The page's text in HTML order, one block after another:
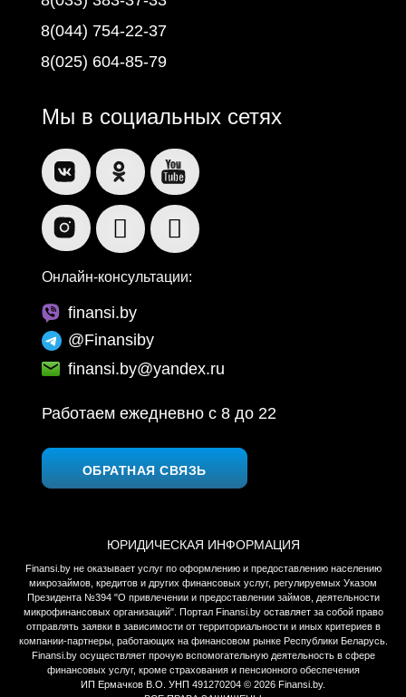
8(044) 754-22-37
8(025) 604-85-79
Мы в социальных сетях
Онлайн-консультации:
finansi.by
@Finansiby
finansi.by@yandex.ru
Работаем ежедневно c 8 до 22
ОБРАТНАЯ СВЯЗЬ
ЮРИДИЧЕСКАЯ ИНФОРМАЦИЯ
Finansi.by не оказывает услуг по оформлению и предоставлению населению
микрозаймов, кредитов и других финансовых услуг, регулируемых Указом
Президента №394 "О привлечении и предоставлении займов, деятельности
микрофинансовых организаций". Портал Finansi.by оставляет за собой право
отправлять заявки в зависимости от территориальности и иных критериев в
компании-партнеры, работающих на финансовом рынке Республики Беларусь.
Finansi.by осуществляет прочую вспомогательную деятельность в сфере
финансовых услуг, кроме страхования и пенсионного обеспечения
ИП Ермачков В.О. УНП 491270204 © 2026 Finansi.by.